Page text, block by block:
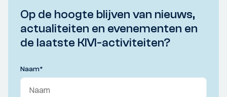
Op de hoogte blijven van nieuws,
actualiteiten en evenementen en
de laatste KIVI-activiteiten?
Naam*